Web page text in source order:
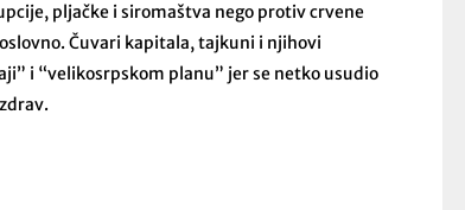
pljačke i siromaštva nego protiv crvene
Čuvari kapitala, tajkuni i njihovi
i “velikosrpskom planu” jer se netko usudio